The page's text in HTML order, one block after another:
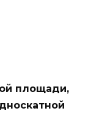
площади,